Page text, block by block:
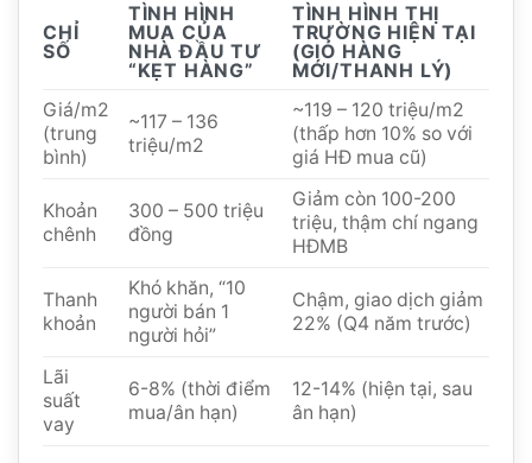
CHỈ
SỐ
TÌNH HÌNH
MUA CỦA
NHÀ ĐẦU TƯ
“KẸT HÀNG”
TÌNH HÌNH THỊ
TRƯỜNG HIỆN TẠI
(GIỎ HÀNG
MỚI/THANH LÝ)
Giá/m2
(trung
bình)
~117 – 136
triệu/m2
~119 – 120 triệu/m2
(thấp hơn 10% so với
giá HĐ mua cũ)
Khoản
chênh
300 – 500 triệu
đồng
Giảm còn 100-200
triệu, thậm chí ngang
HĐMB
Thanh
khoản
Khó khăn, “10
người bán 1
người hỏi”
Chậm, giao dịch giảm
22% (Q4 năm trước)
Lãi
suất
vay
6-8% (thời điểm
mua/ân hạn)
12-14% (hiện tại, sau
ân hạn)